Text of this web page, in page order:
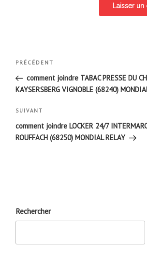
Navigation
de
l’article
Article
précédent
PRÉCÉDENT
comment joindre TABAC PRESSE DU
KAYSERSBERG VIGNOBLE (68240)
Article
suivant
SUIVANT
comment joindre LOCKER 24/7
ROUFFACH (68250) MONDIAL RELAY
Rechercher